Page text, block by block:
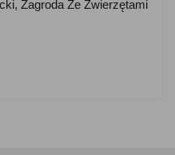
Zagroda Ze Zwierzętami